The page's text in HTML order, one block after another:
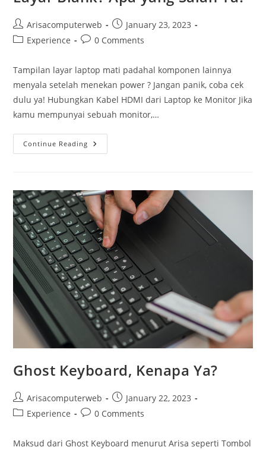
Post
author:
Arisacomputerweb
Post
published:
January 23, 2023
PostExperience
Post0 Comments
Tampilan layar laptop mati padahal komponen lainnya
menyala setelah menekan power ? Jangan panik, coba cek
dulu ya! Hubungkan Kabel HDMI dari Laptop ke Monitor Jika
kamu mempunyai sebuah monitor,…
Continue Reading Lampu
Indikator
Apa
Yang
Salah
Ya?
Ghost Keyboard, Kenapa Ya?
Post
author:
Arisacomputerweb
Post
published:
January 22, 2023
PostExperience
Post0 Comments
Maksud dari Ghost Keyboard menurut Arisa seperti Tombol